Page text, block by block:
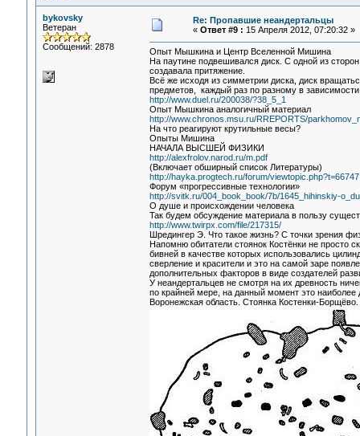
bykovsky
Ветеран
Сообщений: 2878
Re: Пропавшие неандертальцы
« Ответ #9 : 15 Апреля 2012, 07:20:32 »
Опыт Мышкина и Центр Вселенной Мишина
На паутине подвешивался диск. С одной из
создавала притяжение.
Всё же исходя из симметрии диска, диск
предметов, каждый раз по разному в
http://www.duel.ru/200038/?38_5_1
Опыт Мышкина аналогичный материал
http://www.chronos.msu.ru/RREPORTS/
На что реагируют крутильные весы?
Опыты Мишина
НАЧАЛА ВЫСШЕЙ ФИЗИКИ
http://alexfrolov.narod.ru/m.pdf
(Включает обширный список Литературы)
http://hayka.progtech.ru/forum/viewtopic.php?t=66747
Форум «прогрессивные технологии»
http://svitk.ru/004_book_book/7b/1645_hihinskiy-
О душе и происхождении человека
Так будем обсуждение материала в пользу
http://www.twirpx.com/file/217315/
Шредингер Э. Что такое жизнь? С точки зрения
Напомню обитатели стоянок Костёнки не просто
бивней в качестве которых использовались
сверление и красители и это на самой заре
дополнительных факторов в виде создателей
У неандертальцев не смотря на их древность
по крайней мере, на данный момент это
Воронежская область. Стоянка Костенки-Борщёво.